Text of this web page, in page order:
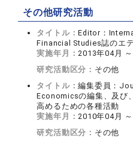
その他研究活動
タイトル：Editor：
Financial Studies誌のエ
実施年月： 2013年04月
研究活動区分： その他
タイトル：編集委員：
Economicsの編集、及び
高めるための各種活動
実施年月： 2010年04月
研究活動区分： その他